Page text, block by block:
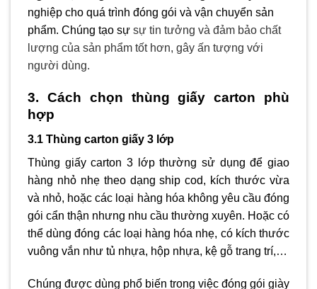
nghiệp cho quá trình đóng gói và vận chuyển sản
phẩm. Chúng tạo sự sự tin tưởng và đảm bảo chất
lượng của sản phẩm tốt hơn, gây ấn tượng với
người dùng.
3. Cách chọn thùng giấy carton phù
hợp
3.1 Thùng carton giấy 3 lớp
Thùng giấy carton 3 lớpthường sử dụng để giao
hàng nhỏ nhẹ theo dạng ship cod, kích thước vừa
và nhỏ, hoặc các loại hàng hóa không yêu cầu đóng
gói cẩn thận nhưng nhu cầu thường xuyên. Hoặc có
thể dùng đóng các loại hàng hóa nhẹ, có kích thước
vuông vắn như tủ nhựa, hộp nhựa, kệ gỗ trang trí,…
Chúng được dùng phổ biến trong việc đóng gói giày